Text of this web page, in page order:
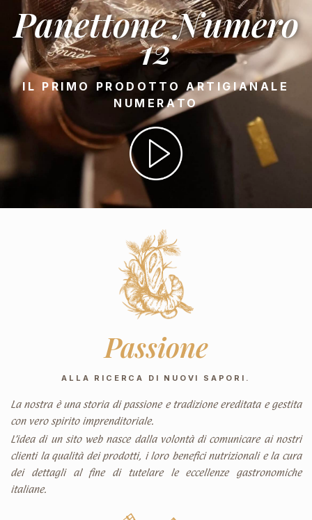
Panettone Numero
12
IL PRIMO PRODOTTO ARTIGIANALE
NUMERATO
Passione
ALLA RICERCA DI NUOVI SAPORI.
La nostra è una storia di passione e tradizione ereditata e gestita
con vero spirito imprenditoriale.
L’idea di un sito web nasce dalla volontà di comunicare ai nostri
clienti la qualità dei prodotti, i loro benefici nutrizionali e la cura
dei dettagli al fine di tutelare le eccellenze gastronomiche
italiane.